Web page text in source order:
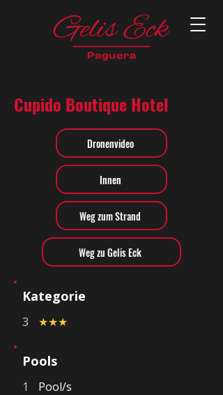
Cupido Boutique Hotel
Dronenvideo
Innen
Weg zum Strand
Weg zu Gelis Eck
Kategorie
3 ★★★
Pools
1
Pool/s